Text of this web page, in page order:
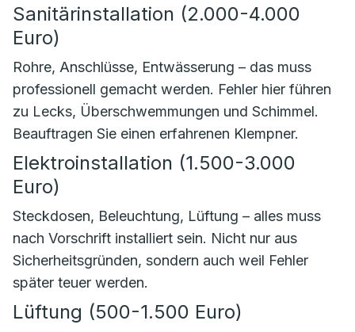
Sanitärinstallation (2.000-4.000
Euro)
Rohre, Anschlüsse, Entwässerung – das muss
professionell gemacht werden. Fehler hier führen
zu Lecks, Überschwemmungen und Schimmel.
Beauftragen Sie einen erfahrenen Klempner.
Elektroinstallation (1.500-3.000
Euro)
Steckdosen, Beleuchtung, Lüftung – alles muss
nach Vorschrift installiert sein. Nicht nur aus
Sicherheitsgründen, sondern auch weil Fehler
später teuer werden.
Lüftung (500-1.500 Euro)